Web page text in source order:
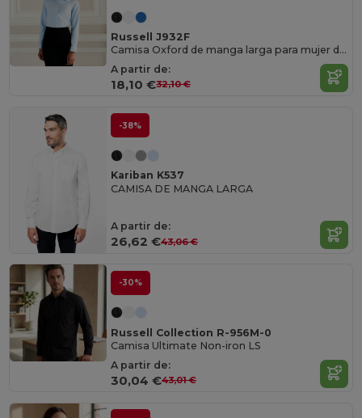
Russell J932F
Camisa Oxford de manga larga para mujer de fácil cuidado
A partir de:
18,10 €32,10 €
-38%
Kariban K537
CAMISA DE MANGA LARGA
A partir de:
26,62 €43,06 €
-30%
Russell Collection R-956M-0
Camisa Ultimate Non-iron LS
A partir de:
30,04 €43,01 €